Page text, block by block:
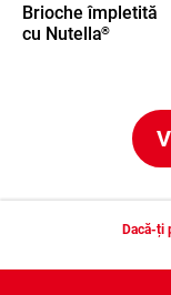
Brioche împletită
cu Nutella®
Dacă-ți